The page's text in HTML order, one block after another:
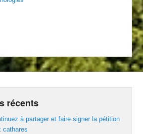
récents
à partager et faire signer la pétition
cathares